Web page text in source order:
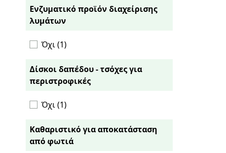
Ενζυματικό προϊόν διαχείρισης
λυμάτων
Όχι (1)
Δίσκοι δαπέδου - τσόχες για
περιστροφικές
Όχι (1)
Καθαριστικό για αποκατάσταση
από φωτιά